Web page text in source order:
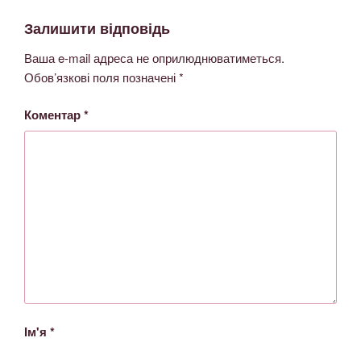
Залишити відповідь
Ваша e-mail адреса не оприлюднюватиметься.
Обов’язкові поля позначені*
Коментар*
Ім'я *